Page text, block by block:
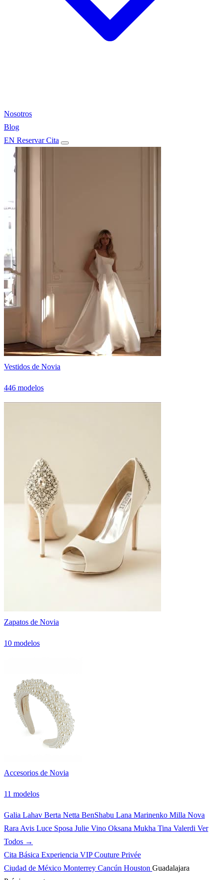
Nosotros
Blog
EN Reservar Cita
Vestidos de Novia
446 modelos
Zapatos de Novia
10 modelos
Accesorios de Novia
11 modelos
Galia Lahav Berta Netta BenShabu Lana Marinenko Milla Nova
Rara Avis Luce Sposa Julie Vino Oksana Mukha Tina Valerdi Ver
Todos →
Cita Básica Experiencia VIPCouture Privée
Ciudad de México Monterrey Cancún Houston Guadalajara